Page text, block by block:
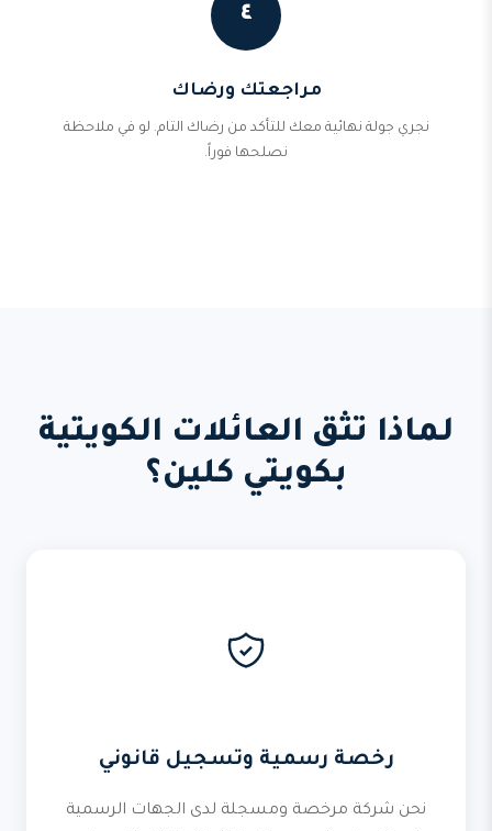
٤
مراجعتك ورضاك
نجري جولة نهائية معك للتأكد من رضاك التام. لو في ملاحظة
نصلحها فوراً.
لماذا تثق العائلات الكويتية
بكويتي كلين؟
رخصة رسمية وتسجيل قانوني
نحن شركة مرخصة ومسجلة لدى الجهات الرسمية